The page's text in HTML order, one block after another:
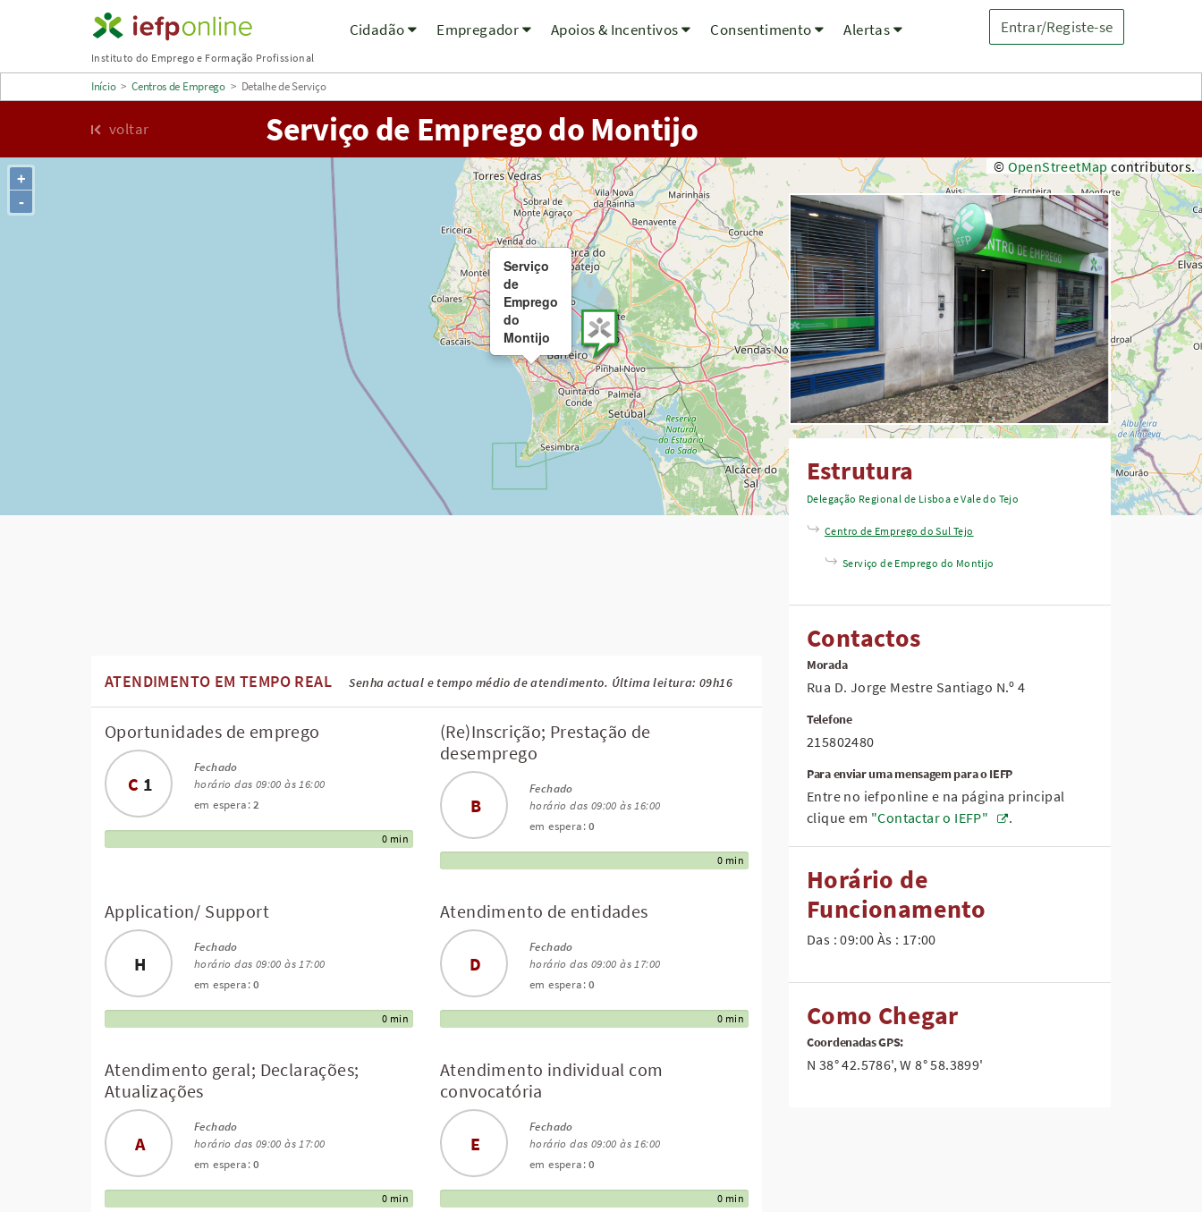
Instituto do Emprego e Formação Profissional
Entrar/Registe-se
Cidadão Empregador Apoios & Incentivos Consentimento Alertas
Início > Centros de Emprego > Detalhe de Serviço
voltar Serviço de Emprego do Montijo
Serviço
de
Emprego
do
Montijo
+
-
© OpenStreetMap contributors.
Estrutura
Delegação Regional de Lisboa e Vale do Tejo
Centro de Emprego do Sul Tejo
Serviço de Emprego do Montijo
Contactos
Morada
Rua D. Jorge Mestre Santiago N.º 4
Telefone
215802480
Para enviar uma mensagem para o IEFP
Entre no iefponline e na página principal
clique em "Contactar o IEFP" .
Horário de
Funcionamento
Das : 09:00 Às : 17:00
Como Chegar
Coordenadas GPS:
N 38° 42.5786', W 8° 58.3899'
ATENDIMENTO EM TEMPO REAL Senha actual e tempo médio de atendimento. Última leitura: 09h16
Oportunidades de emprego
C 1
Fechado
horário das 09:00 às 16:00
em espera:2
0 min
(Re)Inscrição; Prestação de
desemprego
B
Fechado
horário das 09:00 às 16:00
em espera:0
0 min
Application/ Support
H
Fechado
horário das 09:00 às 17:00
em espera:0
0 min
Atendimento de entidades
D
Fechado
horário das 09:00 às 17:00
em espera:0
0 min
Atendimento geral; Declarações;
Atualizações
A
Fechado
horário das 09:00 às 17:00
em espera:0
0 min
Atendimento individual com
convocatória
E
Fechado
horário das 09:00 às 16:00
em espera:0
0 min